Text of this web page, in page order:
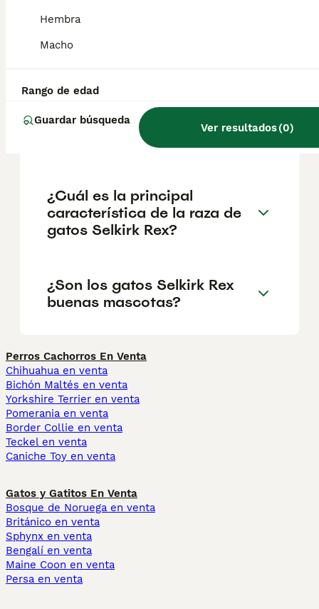
Hembra
Macho
Rango de edad
Guardar búsqueda
Ver resultados(0)
criadores responsables que garanticen la
Informarse bien y comparar opciones antes
¿Cuánto cuesta un gato
¿Cuál es la principal
característica de la raza de
gatos Selkirk Rex?
¿Son los gatos Selkirk Rex
buenas mascotas?
Perros Cachorros En Venta
Chihuahua en venta
Bichón Maltés en venta
Yorkshire Terrier en venta
Pomerania en venta
Border Collie en venta
Teckel en venta
Caniche Toy en venta
Gatos y Gatitos En Venta
Bosque de Noruega en venta
Británico en venta
Sphynx en venta
Bengalí en venta
Maine Coon en venta
Persa en venta